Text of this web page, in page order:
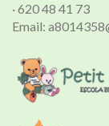
· 620 48 41 73
Email: